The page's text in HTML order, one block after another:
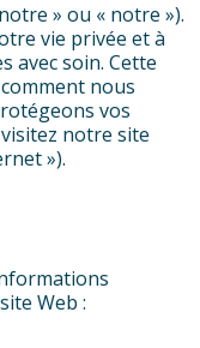
» ou « notre »).
vie privée et à
avec soin. Cette
nous
vos
notre site
»).
Web :